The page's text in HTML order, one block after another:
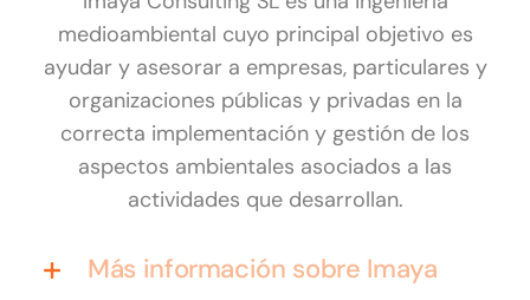
medioambiental cuyo principal objetivo es
ayudar y asesorar a empresas, particulares y
organizaciones públicas y privadas en la
correcta implementación y gestión de los
aspectos ambientales asociados a las
actividades que desarrollan.
Más información sobre Imaya